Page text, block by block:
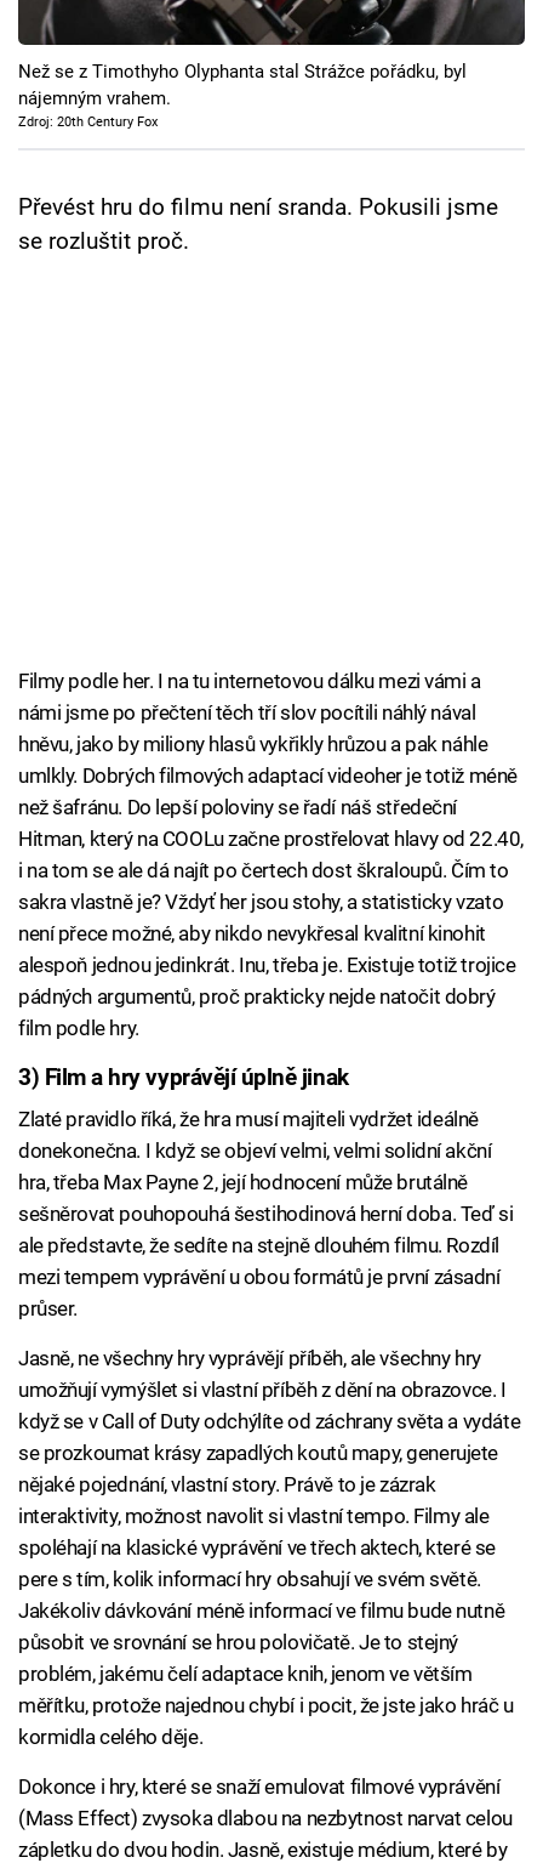
Cool Esport
Pořady
TV Program
Sledujte prima+
Než se z Timothyho Olyphanta stal Strážce pořádku, byl
nájemným vrahem.
Zdroj: 20th Century Fox
Převést hru do filmu není sranda. Pokusili jsme
se rozluštit proč.
Filmy podle her. I na tu internetovou dálku mezi vámi a
námi jsme po přečtení těch tří slov pocítili náhlý nával
hněvu, jako by miliony hlasů vykřikly hrůzou a pak náhle
umlkly. Dobrých filmových adaptací videoher je totiž méně
než šafránu. Do lepší poloviny se řadí náš středeční
Hitman, který na COOLu začne prostřelovat hlavy od 22.40,
i na tom se ale dá najít po čertech dost škraloupů. Čím to
sakra vlastně je? Vždyť her jsou stohy, a statisticky vzato
není přece možné, aby nikdo nevykřesal kvalitní kinohit
alespoň jednou jedinkrát. Inu, třeba je. Existuje totiž trojice
pádných argumentů, proč prakticky nejde natočit dobrý
film podle hry.
3) Film a hry vyprávějí úplně jinak
Zlaté pravidlo říká, že hra musí majiteli vydržet ideálně
donekonečna. I když se objeví velmi, velmi solidní akční
hra, třeba Max Payne 2, její hodnocení může brutálně
sešněrovat pouhopouhá šestihodinová herní doba. Teď si
ale představte, že sedíte na stejně dlouhém filmu. Rozdíl
mezi tempem vyprávění u obou formátů je první zásadní
průser.
Jasně, ne všechny hry vyprávějí příběh, ale všechny hry
umožňují vymýšlet si vlastní příběh z dění na obrazovce. I
když se v Call of Duty odchýlíte od záchrany světa a vydáte
se prozkoumat krásy zapadlých koutů mapy, generujete
nějaké pojednání, vlastní story. Právě to je zázrak
interaktivity, možnost navolit si vlastní tempo. Filmy ale
spoléhají na klasické vyprávění ve třech aktech, které se
pere s tím, kolik informací hry obsahují ve svém světě.
Jakékoliv dávkování méně informací ve filmu bude nutně
působit ve srovnání se hrou polovičatě. Je to stejný
problém, jakému čelí adaptace knih, jenom ve větším
měřítku, protože najednou chybí i pocit, že jste jako hráč u
kormidla celého děje.
Dokonce i hry, které se snaží emulovat filmové vyprávění
(Mass Effect) zvysoka dlabou na nezbytnost narvat celou
zápletku do dvou hodin. Jasně, existuje médium, které by